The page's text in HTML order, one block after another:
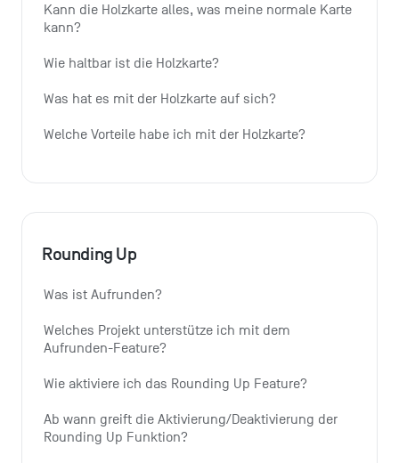
Kann die Holzkarte alles, was meine normale Karte
kann?
Wie haltbar ist die Holzkarte?
Was hat es mit der Holzkarte auf sich?
Welche Vorteile habe ich mit der Holzkarte?
Rounding Up
Was ist Aufrunden?
Welches Projekt unterstütze ich mit dem
Aufrunden-Feature?
Wie aktiviere ich das Rounding Up Feature?
Ab wann greift die Aktivierung/Deaktivierung der
Rounding Up Funktion?